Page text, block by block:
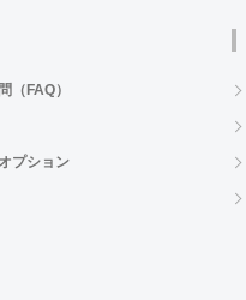
（FAQ）
プション